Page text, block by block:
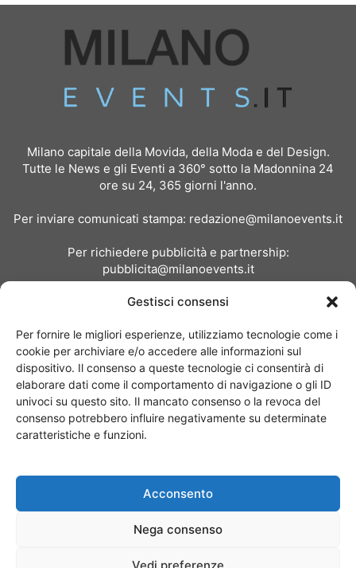
Gestisci consensi
Per fornire le migliori esperienze, utilizziamo tecnologie come i
cookie per archiviare e/o accedere alle informazioni sul
dispositivo. Il consenso a queste tecnologie ci consentirà di
elaborare dati come il comportamento di navigazione o gli ID
univoci su questo sito. Il mancato consenso o la revoca del
consenso potrebbero influire negativamente su determinate
caratteristiche e funzioni.
Acconsento
Nega consenso
Vedi preferenze
Milano capitale della Movida, della Moda e del Design.
Tutte le News e gli Eventi a 360° sotto la Madonnina 24
ore su 24, 365 giorni l'anno.
Per inviare comunicati stampa: redazione@milanoevents.it
Per richiedere pubblicità e partnership:
pubblicita@milanoevents.it
Chi siamo I Nostri Clienti
© Copyright 2017 - MilanoEvents.it© managed by